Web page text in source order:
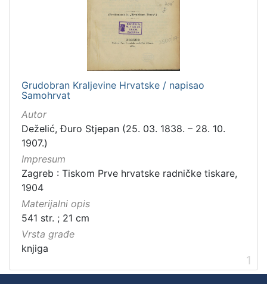
Grudobran Kraljevine Hrvatske / napisao
Samohrvat
Autor
Deželić, Đuro Stjepan (25. 03. 1838. – 28. 10.
1907.)
Impresum
Zagreb : Tiskom Prve hrvatske radničke tiskare,
1904
Materijalni opis
541 str. ; 21 cm
Vrsta građe
knjiga
1